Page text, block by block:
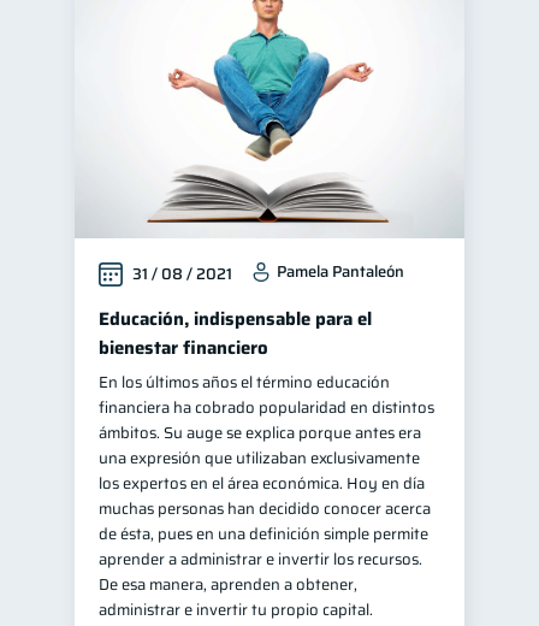
31 / 08 / 2021 Pamela Pantaleón
Educación, indispensable para el
bienestar financiero
En los últimos años el término educación
financiera ha cobrado popularidad en distintos
ámbitos. Su auge se explica porque antes era
una expresión que utilizaban exclusivamente
los expertos en el área económica. Hoy en día
muchas personas han decidido conocer acerca
de ésta, pues en una definición simple permite
aprender a administrar e invertir los recursos.
De esa manera, aprenden a obtener,
administrar e invertir tu propio capital.